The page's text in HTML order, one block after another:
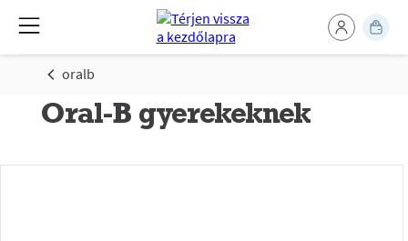
oralb
Oral-B gyerekeknek